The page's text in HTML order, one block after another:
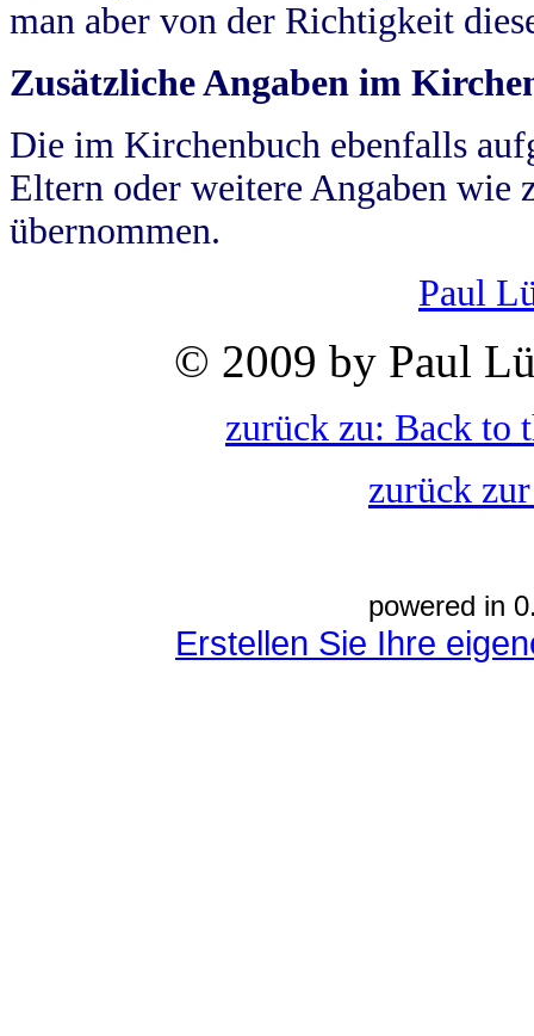
man aber von der Richtigkeit
Zusätzliche Angaben im
Die im Kirchenbuch ebenfalls
Eltern oder weitere Angaben wie
übernommen.
Paul
© 2009 by Paul
zurück zu: Back to
zurück
powered in
Erstellen Sie Ihre